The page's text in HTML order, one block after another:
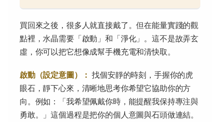
買回來之後，很多人就直接戴了。但在能量實踐的觀
點裡，水晶需要「啟動」和「淨化」。這不是故弄玄
虛，你可以把它想像成幫手機充電和清快取。
啟動（設定意圖）： 找個安靜的時刻，手握你的虎
眼石，靜下心來，清晰地思考你希望它協助你的方
向。例如：「我希望佩戴你時，能提醒我保持專注與
勇敢。」這個過程是把你的個人意圖與石頭做連結。